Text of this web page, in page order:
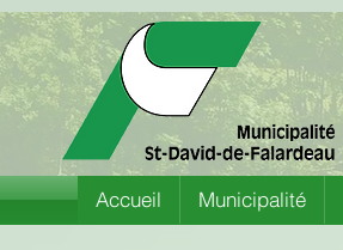
Accueil Municipalité